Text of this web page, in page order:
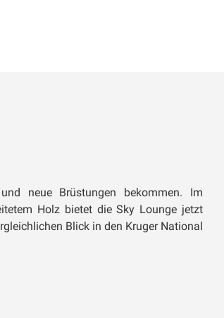
neue Brüstungen bekommen. Im
Holz bietet die Sky Lounge jetzt
Blick in den Kruger National